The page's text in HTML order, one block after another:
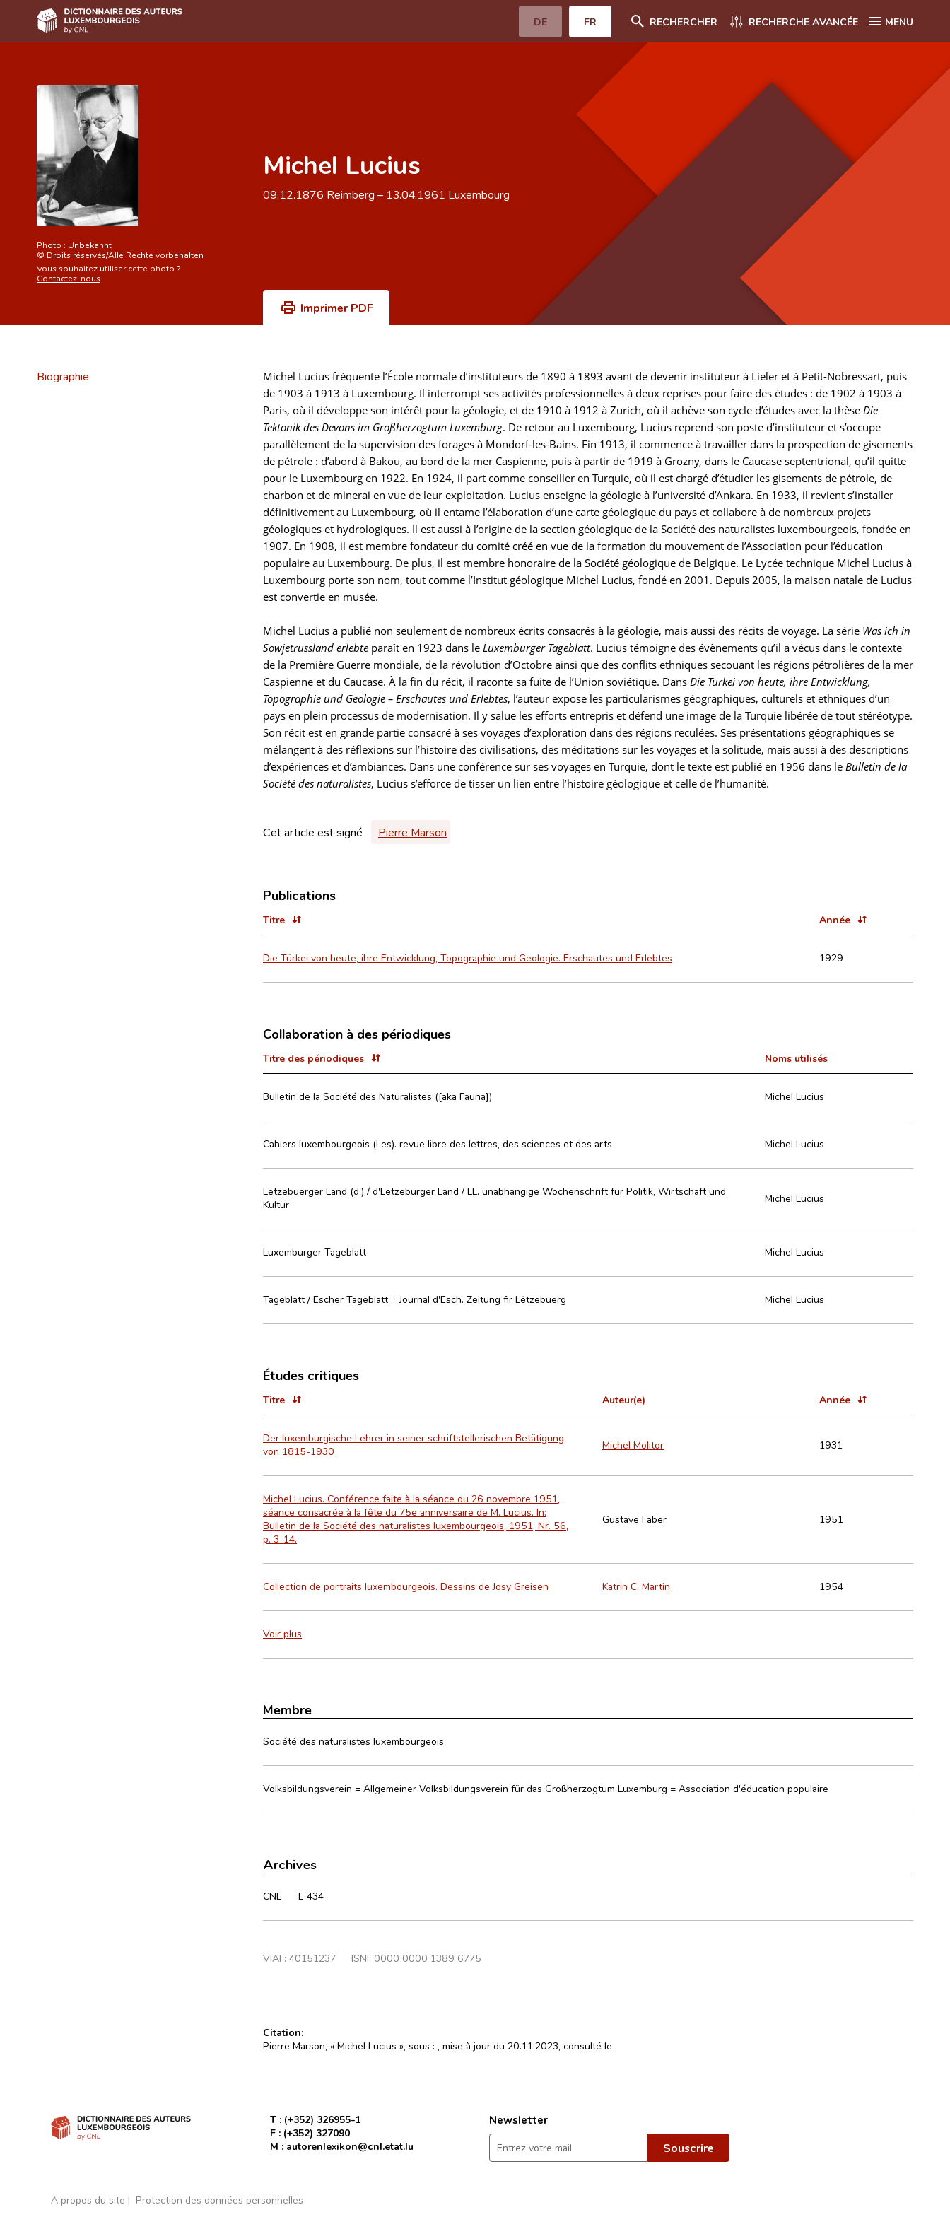
DE FR RECHERCHER RECHERCHE AVANCÉE MENU
Auteur(e)s A-Z
Recherche avancée
Foire aux questions
CNL
Équipe scientifique
Contact
Photo : Unbekannt
© Droits réservés/Alle Rechte vorbehalten
Vous souhaitez utiliser cette photo ?
Contactez-nous
Michel Lucius
09.12.1876 Reimberg – 13.04.1961 Luxembourg
Imprimer PDF
Biographie
Michel Lucius fréquente l’École normale d’instituteurs de 1890 à 1893 avant de devenir instituteur à Lieler et à Petit-Nobressart, puis
de 1903 à 1913 à Luxembourg. Il interrompt ses activités professionnelles à deux reprises pour faire des études : de 1902 à 1903 à
Paris, où il développe son intérêt pour la géologie, et de 1910 à 1912 à Zurich, où il achève son cycle d’études avec la thèse Die
Tektonik des Devons im Großherzogtum Luxemburg. De retour au Luxembourg, Lucius reprend son poste d’instituteur et s’occupe
parallèlement de la supervision des forages à Mondorf-les-Bains. Fin 1913, il commence à travailler dans la prospection de gisements
de pétrole : d’abord à Bakou, au bord de la mer Caspienne, puis à partir de 1919 à Grozny, dans le Caucase septentrional, qu’il quitte
pour le Luxembourg en 1922. En 1924, il part comme conseiller en Turquie, où il est chargé d’étudier les gisements de pétrole, de
charbon et de minerai en vue de leur exploitation. Lucius enseigne la géologie à l’université d’Ankara. En 1933, il revient s’installer
définitivement au Luxembourg, où il entame l’élaboration d’une carte géologique du pays et collabore à de nombreux projets
géologiques et hydrologiques. Il est aussi à l’origine de la section géologique de la Société des naturalistes luxembourgeois, fondée en
1907. En 1908, il est membre fondateur du comité créé en vue de la formation du mouvement de l’Association pour l’éducation
populaire au Luxembourg. De plus, il est membre honoraire de la Société géologique de Belgique. Le Lycée technique Michel Lucius à
Luxembourg porte son nom, tout comme l’Institut géologique Michel Lucius, fondé en 2001. Depuis 2005, la maison natale de Lucius
est convertie en musée.
Michel Lucius a publié non seulement de nombreux écrits consacrés à la géologie, mais aussi des récits de voyage. La série Was ich in
Sowjetrussland erlebte paraît en 1923 dans le Luxemburger Tageblatt. Lucius témoigne des évènements qu’il a vécus dans le contexte
de la Première Guerre mondiale, de la révolution d’Octobre ainsi que des conflits ethniques secouant les régions pétrolières de la mer
Caspienne et du Caucase. À la fin du récit, il raconte sa fuite de l’Union soviétique. Dans Die Türkei von heute, ihre Entwicklung,
Topographie und Geologie – Erschautes und Erlebtes, l’auteur expose les particularismes géographiques, culturels et ethniques d’un
pays en plein processus de modernisation. Il y salue les efforts entrepris et défend une image de la Turquie libérée de tout stéréotype.
Son récit est en grande partie consacré à ses voyages d’exploration dans des régions reculées. Ses présentations géographiques se
mélangent à des réflexions sur l’histoire des civilisations, des méditations sur les voyages et la solitude, mais aussi à des descriptions
d’expériences et d’ambiances. Dans une conférence sur ses voyages en Turquie, dont le texte est publié en 1956 dans le Bulletin de la
Société des naturalistes, Lucius s’efforce de tisser un lien entre l’histoire géologique et celle de l’humanité.
Cet article est signé Pierre Marson
Publications
Titre Année
Die Türkei von heute, ihre Entwicklung, Topographie und Geologie. Erschautes und Erlebtes 1929
Collaboration à des périodiques
Titre des périodiques Noms utilisés
Bulletin de la Société des Naturalistes ([aka Fauna]) Michel Lucius
Cahiers luxembourgeois (Les). revue libre des lettres, des sciences et des arts Michel Lucius
Lëtzebuerger Land (d') / d'Letzeburger Land / LL. unabhängige Wochenschrift für Politik, Wirtschaft und
Kultur
Michel Lucius
Luxemburger Tageblatt Michel Lucius
Tageblatt / Escher Tageblatt = Journal d'Esch. Zeitung fir Lëtzebuerg Michel Lucius
Études critiques
Titre Auteur(e) Année
Der luxemburgische Lehrer in seiner schriftstellerischen Betätigung
von 1815-1930
Michel Molitor 1931
Michel Lucius. Conférence faite à la séance du 26 novembre 1951,
séance consacrée à la fête du 75e anniversaire de M. Lucius. In:
Bulletin de la Société des naturalistes luxembourgeois, 1951, Nr. 56,
p. 3-14.
Gustave Faber 1951
Collection de portraits luxembourgeois. Dessins de Josy Greisen Katrin C. Martin 1954
Voir plus
Membre
Société des naturalistes luxembourgeois
Volksbildungsverein = Allgemeiner Volksbildungsverein für das Großherzogtum Luxemburg = Association d'éducation populaire
Archives
CNL L-434
VIAF: 40151237 ISNI: 0000 0000 1389 6775
Citation:
Pierre Marson, « Michel Lucius », sous : , mise à jour du 20.11.2023, consulté le .
T : (+352) 326955-1
F : (+352) 327090
M : autorenlexikon@cnl.etat.lu
Newsletter
A propos du site Protection des données personnelles